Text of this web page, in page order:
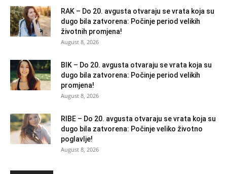
RAK – Do 20. avgusta otvaraju se vrata koja su
dugo bila zatvorena: Počinje period velikih
životnih promjena!
August 8, 2026
BIK – Do 20. avgusta otvaraju se vrata koja su
dugo bila zatvorena: Počinje period velikih
promjena!
August 8, 2026
RIBE – Do 20. avgusta otvaraju se vrata koja su
dugo bila zatvorena: Počinje veliko životno
poglavlje!
August 8, 2026